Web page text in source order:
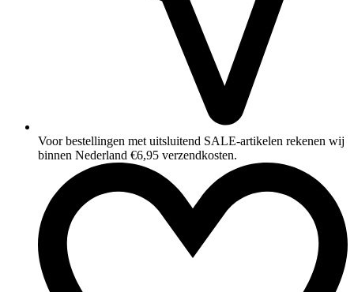
Voor bestellingen met uitsluitend SALE‑artikelen rekenen wij
binnen Nederland €6,95 verzendkosten.